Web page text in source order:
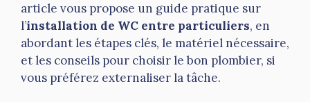
article vous propose un guide pratique sur
l’installation de WC entre particuliers, en
abordant les étapes clés, le matériel nécessaire,
et les conseils pour choisir le bon plombier, si
vous préférez externaliser la tâche.